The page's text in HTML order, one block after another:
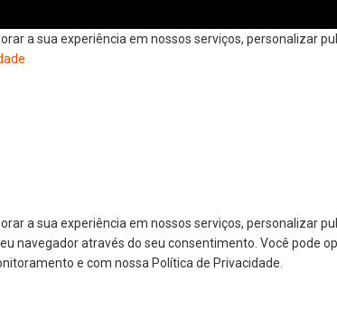
a sua experiência em nossos serviços, personalizar
a sua experiência em nossos serviços, personalizar
navegador através do seu consentimento. Você pode
e com nossa Política de Privacidade.